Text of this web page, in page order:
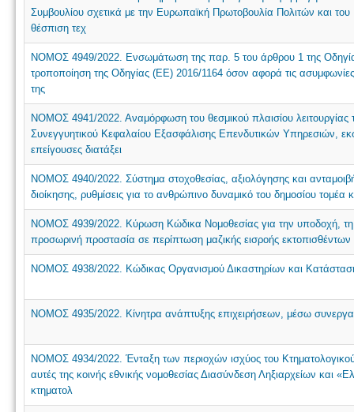
Συμβουλίου σχετικά με την Ευρωπαϊκή Πρωτοβουλία Πολιτών και
θέσπιση τεχ
ΝΟΜΟΣ 4949/2022. Ενσωμάτωση της παρ. 5 του άρθρου 1 της
τροποποίηση της Οδηγίας (ΕΕ) 2016/1164 όσον αφορά τις
της
ΝΟΜΟΣ 4941/2022. Αναμόρφωση του θεσμικού πλαισίου λειτουργίας
Συνεγγυητικού Κεφαλαίου Εξασφάλισης Επενδυτικών Υπηρεσιών,
επείγουσες διατάξει
ΝΟΜΟΣ 4940/2022. Σύστημα στοχοθεσίας, αξιολόγησης και
διοίκησης, ρυθμίσεις για το ανθρώπινο δυναμικό του δημοσίου τομέα
ΝΟΜΟΣ 4939/2022. Κύρωση Κώδικα Νομοθεσίας για την υποδοχή, τη
προσωρινή προστασία σε περίπτωση μαζικής εισροής
ΝΟΜΟΣ 4938/2022. Κώδικας Οργανισμού Δικαστηρίων και
ΝΟΜΟΣ 4935/2022. Κίνητρα ανάπτυξης επιχειρήσεων, μέσω
ΝΟΜΟΣ 4934/2022. Ένταξη των περιοχών ισχύος του
αυτές της κοινής εθνικής νομοθεσίας Διασύνδεση Ληξιαρχείων και
κτηματολ